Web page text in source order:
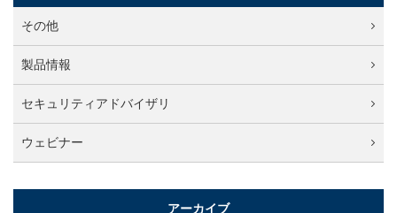
その他
製品情報
セキュリティアドバイザリ
ウェビナー
アーカイブ